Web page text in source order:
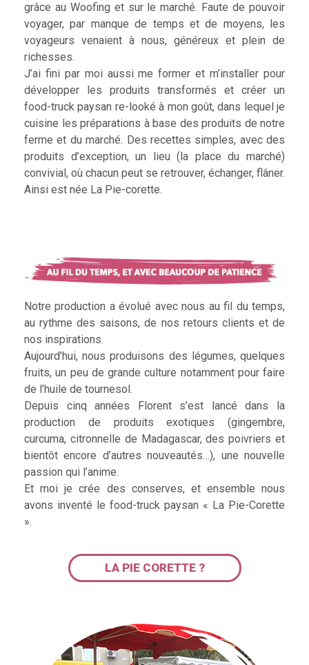
grâce au Woofing et sur le marché. Faute de pouvoir
voyager, par manque de temps et de moyens, les
voyageurs venaient à nous, généreux et plein de
richesses.
J’ai fini par moi aussi me former et m’installer pour
développer les produits transformés et créer un
food-truck paysan re-looké à mon goût, dans lequel je
cuisine les préparations à base des produits de notre
ferme et du marché. Des recettes simples, avec des
produits d’exception, un lieu (la place du marché)
convivial, où chacun peut se retrouver, échanger, flâner.
Ainsi est née La Pie-corette.
Notre production a évolué avec nous au fil du temps,
au rythme des saisons, de nos retours clients et de
nos inspirations.
Aujourd’hui, nous produisons des légumes, quelques
fruits, un peu de grande culture notamment pour faire
de l’huile de tournesol.
Depuis cinq années Florent s’est lancé dans la
production de produits exotiques (gingembre,
curcuma, citronnelle de Madagascar, des poivriers et
bientôt encore d’autres nouveautés…), une nouvelle
passion qui l’anime.
Et moi je crée des conserves, et ensemble nous
avons inventé le food-truck paysan « La Pie-Corette
».
LA PIE CORETTE ?